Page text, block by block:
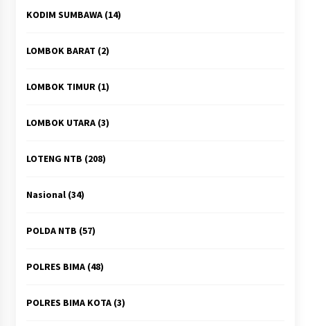
KODIM SUMBAWA(14)
LOMBOK BARAT (2)
LOMBOK TIMUR(1)
LOMBOK UTARA(3)
LOTENG NTB (208)
Nasional(34)
POLDA NTB (57)
POLRES BIMA(48)
POLRES BIMA KOTA(3)